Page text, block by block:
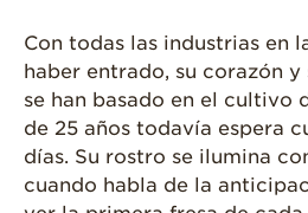
Con todas las industrias en
haber entrado, su corazón y
se han basado en el cultivo
de 25 años todavía espera
días. Su rostro se ilumina
cuando habla de la